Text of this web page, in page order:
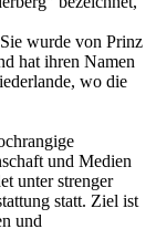
wurde von Prinz
hat ihren Namen
wo die
und Medien
unter strenger
statt. Ziel ist
und